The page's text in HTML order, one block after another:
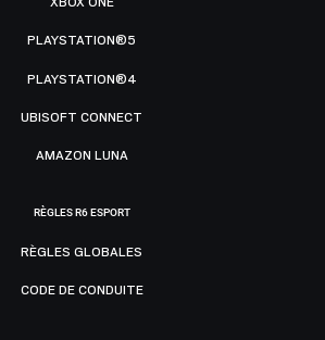
PLAYSTATION®5
PLAYSTATION®4
UBISOFT CONNECT
AMAZON LUNA
RÈGLES R6 ESPORT
RÈGLES GLOBALES
CODE DE CONDUITE